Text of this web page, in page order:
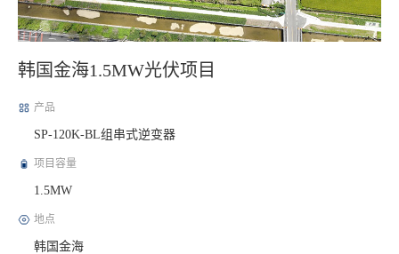
韩国金海1.5MW光伏项目
产品
SP-120K-BL组串式逆变器
项目容量
1.5MW
地点
韩国金海